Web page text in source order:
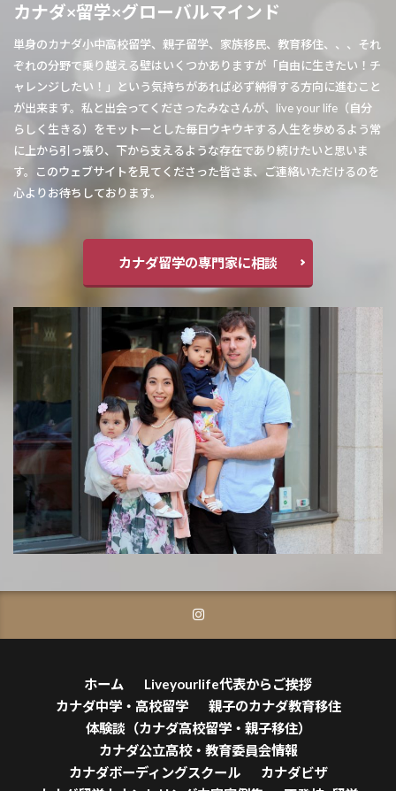
カナダ×留学×グローバルマインド
単身のカナダ小中高校留学、親子留学、家族移民、教育移住、、、それ
ぞれの分野で乗り越える壁はいくつかありますが「自由に生きたい！チ
ャレンジしたい！」という気持ちがあれば必ず納得する方向に進むこと
が出来ます。私と出会ってくださったみなさんが、live your life（自分
らしく生きる）をモットーとした毎日ウキウキする人生を歩めるよう常
に上から引っ張り、下から支えるような存在であり続けたいと思いま
す。このウェブサイトを見てくださった皆さま、ご連絡いただけるのを
心よりお待ちしております。
カナダ留学の専門家に相談
ホーム
Liveyourlife代表からご挨拶
カナダ中学・高校留学
親子のカナダ教育移住
体験談（カナダ高校留学・親子移住）
カナダ公立高校・教育委員会情報
カナダボーディングスクール
カナダビザ